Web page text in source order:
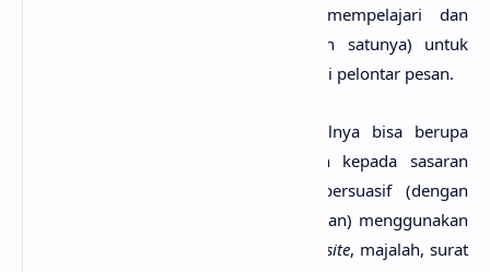
Desain grafis adalah ilmu yang mempelajari dan
mengembangkan bahasa visual (salah satunya) untuk
keperluan informasi dan komunikasi dari pelontar pesan.
Pesan visual yang disampaikan misalnya bisa berupa
informasi produk, jasa atau gagasan kepada sasaran
(audiensi) secara komunikatif dan persuasif (dengan
tujuan publikasi, promosi, dan pemasaran) menggunakan
website, majalah, surat